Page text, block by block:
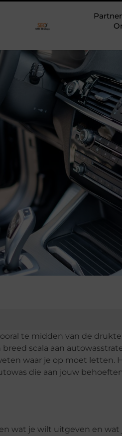
te midden van de
scala aan
waar je op moet letten.
die aan jouw behoeften
wat je wilt uitgeven en wat